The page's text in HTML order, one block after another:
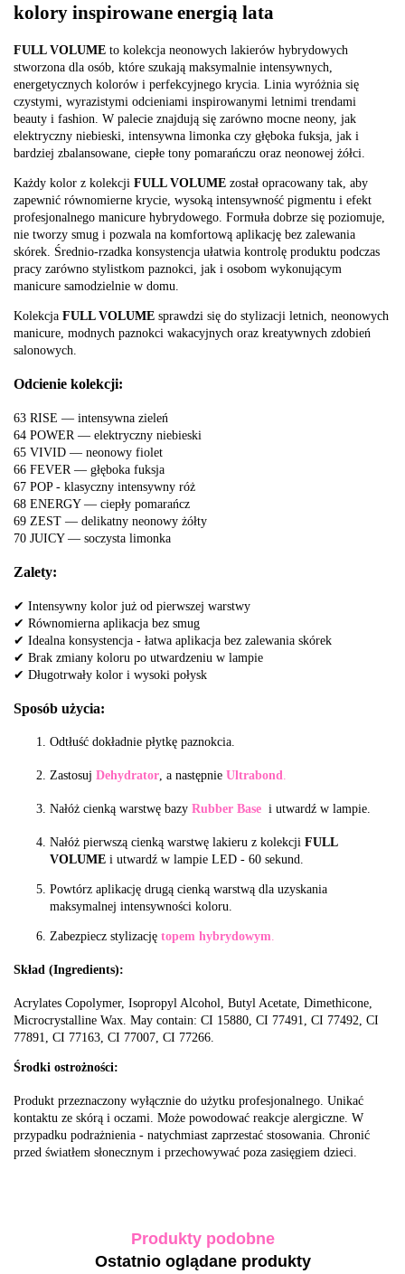
kolory inspirowane energią lata
FULL VOLUME to kolekcja neonowych lakierów hybrydowych
stworzona dla osób, które szukają maksymalnie intensywnych,
energetycznych kolorów i perfekcyjnego krycia. Linia wyróżnia się
czystymi, wyrazistymi odcieniami inspirowanymi letnimi trendami
beauty i fashion. W palecie znajdują się zarówno mocne neony, jak
elektryczny niebieski, intensywna limonka czy głęboka fuksja, jak i
bardziej zbalansowane, ciepłe tony pomarańczu oraz neonowej żółci.
Każdy kolor z kolekcji FULL VOLUME został opracowany tak, aby
zapewnić równomierne krycie, wysoką intensywność pigmentu i efekt
profesjonalnego manicure hybrydowego. Formuła dobrze się poziomuje,
nie tworzy smug i pozwala na komfortową aplikację bez zalewania
skórek. Średnio-rzadka konsystencja ułatwia kontrolę produktu podczas
pracy zarówno stylistkom paznokci, jak i osobom wykonującym
manicure samodzielnie w domu.
Kolekcja FULL VOLUME sprawdzi się do stylizacji letnich, neonowych
manicure, modnych paznokci wakacyjnych oraz kreatywnych zdobień
salonowych.
Odcienie kolekcji:
63 RISE — intensywna zieleń
64 POWER — elektryczny niebieski
65 VIVID — neonowy fiolet
66 FEVER — głęboka fuksja
67 POP - klasyczny intensywny róż
68 ENERGY — ciepły pomarańcz
69 ZEST — delikatny neonowy żółty
70 JUICY — soczysta limonka
Zalety:
✔ Intensywny kolor już od pierwszej warstwy
✔ Równomierna aplikacja bez smug
✔ Idealna konsystencja - łatwa aplikacja bez zalewania skórek
✔ Brak zmiany koloru po utwardzeniu w lampie
✔ Długotrwały kolor i wysoki połysk
Sposób użycia:
Odtłuść dokładnie płytkę paznokcia.
Zastosuj Dehydrator, a następnie Ultrabond.
Nałóż cienką warstwę bazy Rubber Base i utwardź w lampie.
Nałóż pierwszą cienką warstwę lakieru z kolekcji FULL
VOLUME i utwardź w lampie LED - 60 sekund.
Powtórz aplikację drugą cienką warstwą dla uzyskania
maksymalnej intensywności koloru.
Zabezpiecz stylizację topem hybrydowym.
Skład (Ingredients):
Acrylates Copolymer, Isopropyl Alcohol, Butyl Acetate, Dimethicone,
Microcrystalline Wax. May contain: CI 15880, CI 77491, CI 77492, CI
77891, CI 77163, CI 77007, CI 77266.
Środki ostrożności:
Produkt przeznaczony wyłącznie do użytku profesjonalnego. Unikać
kontaktu ze skórą i oczami. Może powodować reakcje alergiczne. W
przypadku podrażnienia - natychmiast zaprzestać stosowania. Chronić
przed światłem słonecznym i przechowywać poza zasięgiem dzieci.
Produkty podobne
Ostatnio oglądane produkty